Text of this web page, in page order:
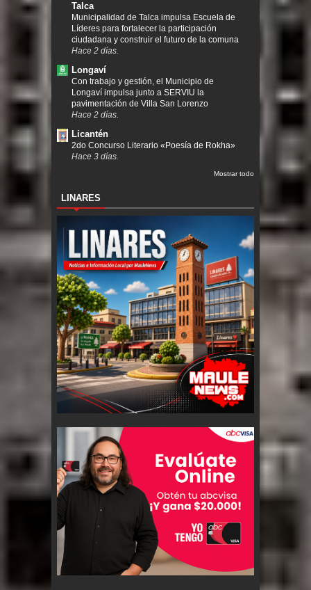
Talca
Municipalidad de Talca impulsa Escuela de
Líderes para fortalecer la participación
ciudadana y construir el futuro de la comuna
Hace 2 días.
Longaví
Con trabajo y gestión, el Municipio de
Longaví impulsa junto a SERVIU la
pavimentación de Villa San Lorenzo
Hace 2 días.
Licantén
2do Concurso Literario «Poesía de Rokha»
Hace 3 días.
Mostrar todo
LINARES